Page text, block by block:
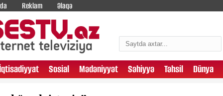
Reklam Əlaqə
Sosial Mədəniyyət Səhiyyə Təhsil Dünya